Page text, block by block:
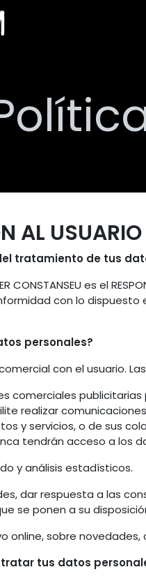
AL USUARIO
tratamiento de tus
CONSTANSEU es el
con lo dispuesto
personales?
con el usuario.
comerciales
realizar comunicaciones
y servicios, o de sus
tendrán acceso a los
y análisis estadísticos.
dar respuesta a las
ponen a su disposición
online, sobre
tus datos